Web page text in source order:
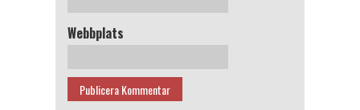
Webbplats